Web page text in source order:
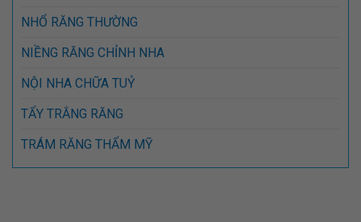
NHỔ RĂNG THƯỜNG
NIỀNG RĂNG CHỈNH NHA
NỘI NHA CHỮA TUỶ
TẨY TRẮNG RĂNG
TRÁM RĂNG THẨM MỸ